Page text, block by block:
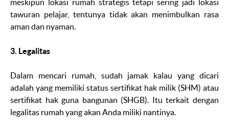
meskipun lokasi rumah strategis tetapi sering jadi lokasi
tawuran pelajar, tentunya tidak akan menimbulkan rasa
aman dan nyaman.
3. Legalitas
Dalam mencari rumah, sudah jamak kalau yang dicari
adalah yang memiliki status sertifikat hak milik (SHM) atau
sertifikat hak guna bangunan (SHGB). Itu terkait dengan
legalitas rumah yang akan Anda miliki nantinya.